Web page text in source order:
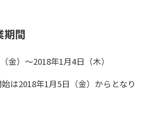
期間
金）～2018年1月4日（木）
は2018年1月5日（金）からとなり